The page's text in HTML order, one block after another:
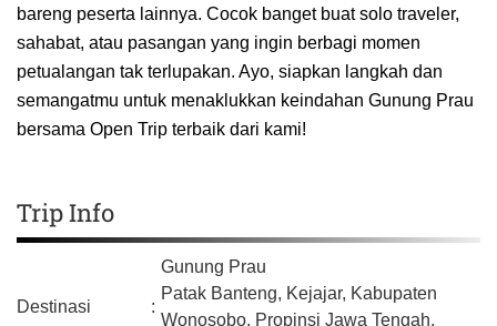
bareng peserta lainnya. Cocok banget buat solo traveler,
sahabat, atau pasangan yang ingin berbagi momen
petualangan tak terlupakan. Ayo, siapkan langkah dan
semangatmu untuk menaklukkan keindahan Gunung Prau
bersama Open Trip terbaik dari kami!
Trip Info
Destinasi :
Gunung Prau
Patak Banteng, Kejajar, Kabupaten
Wonosobo, Propinsi Jawa Tengah,